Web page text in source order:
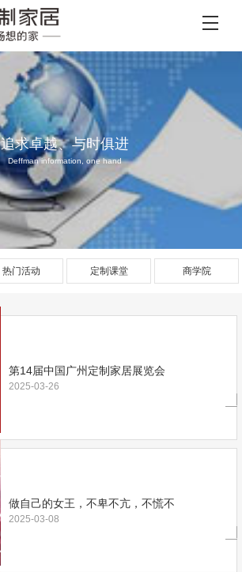
追求卓越、与时俱进
Deffman information, one hand
热门活动 定制课堂 商学院
第14届中国广州定制家居展览会
2025-03-26
做自己的女王，不卑不亢，不慌不
2025-03-08